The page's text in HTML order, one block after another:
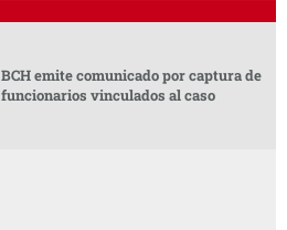
BCH emite comunicado por captura de
funcionarios vinculados al caso